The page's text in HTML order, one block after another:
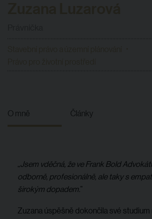
O mně Články
„Jsem vděčná, že ve Frank Bold
odborně, profesionálně, ale taky s
širokým dopadem."
Zuzana úspěšně dokončila své studium